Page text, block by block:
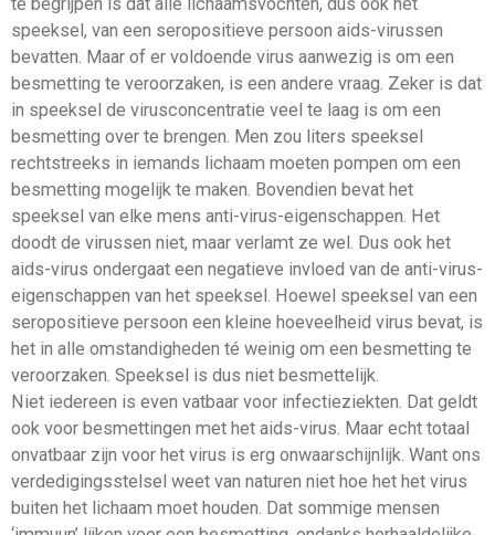
speeksel, van een seropositieve persoon aids-virussen
bevatten. Maar of er voldoende virus aanwezig is om een
besmetting te veroorzaken, is een andere vraag. Zeker is dat
in speeksel de virusconcentratie veel te laag is om een
besmetting over te brengen. Men zou liters speeksel
rechtstreeks in iemands lichaam moeten pompen om een
besmetting mogelijk te maken. Bovendien bevat het
speeksel van elke mens anti-virus-eigenschappen. Het
doodt de virussen niet, maar verlamt ze wel. Dus ook het
aids-virus ondergaat een negatieve invloed van de anti-virus-
eigenschappen van het speeksel. Hoewel speeksel van een
seropositieve persoon een kleine hoeveelheid virus bevat, is
het in alle omstandigheden té weinig om een besmetting te
veroorzaken. Speeksel is dus niet besmettelijk.
Niet iedereen is even vatbaar voor infectieziekten. Dat geldt
ook voor besmettingen met het aids-virus. Maar echt totaal
onvatbaar zijn voor het virus is erg onwaarschijnlijk. Want ons
verdedigingsstelsel weet van naturen niet hoe het het virus
buiten het lichaam moet houden. Dat sommige mensen